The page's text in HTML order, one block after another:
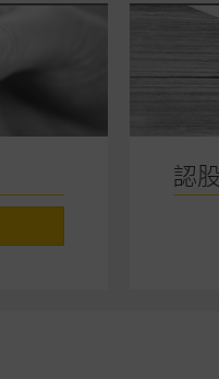
認
閣下使用此等屬於第三者的軟
站使用或下載任何軟件(不論
的所有範圍內，概不負責經由
據遺失、業務運作受干擾及盈利
及/或牛熊證之條款及條件以